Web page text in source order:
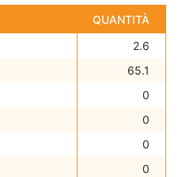
QUANTITÀ
2.6
65.1
0
0
0
0